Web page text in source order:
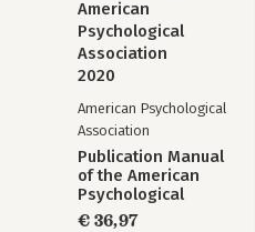
American Psychological
Association
Publication Manual
of the American
Psychological
Association 2020
€ 36,97